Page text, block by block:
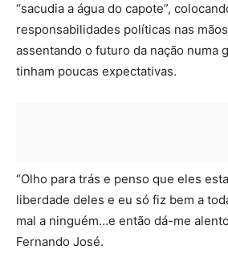
“sacudia a água do capote”,
responsabilidades políticas nas
assentando o futuro da nação numa
tinham poucas expectativas.
“Olho para trás e penso que eles
liberdade deles e eu só fiz bem a
mal a ninguém…e então dá-me
Fernando José.